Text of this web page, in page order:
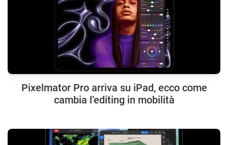
Pixelmator Pro arriva su iPad, ecco come
cambia l’editing in mobilità